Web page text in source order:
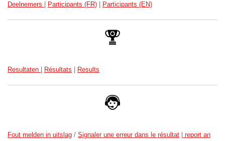
Deelnemers Participants (FR) Participants (EN)
Resultaten Résultats Results
Fout melden in uitslag / Signaler une erreur dans le résultat
report an